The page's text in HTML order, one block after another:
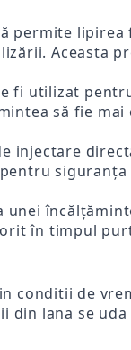
permite
Aceasta
fi utilizat
să fie
injectare
în timpul
conditii de
lana se